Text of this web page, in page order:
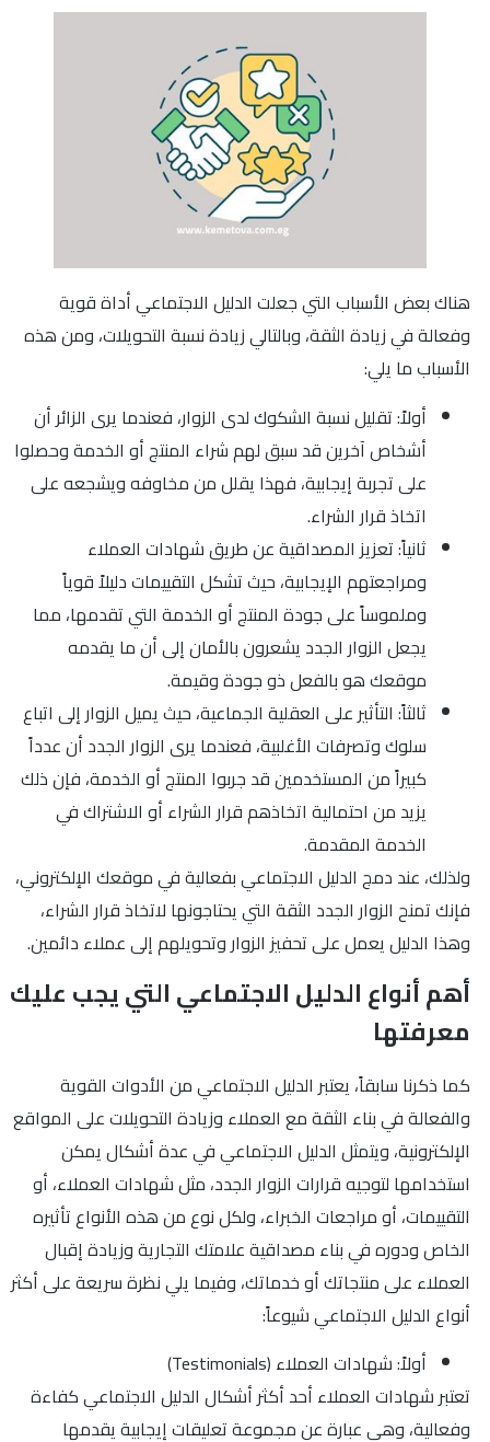
هناك بعض الأسباب التي جعلت الدليل الاجتماعي أداة قوية
وفعالة في زيادة الثقة، وبالتالي زيادة نسبة التحويلات، ومن هذه
الأسباب ما يلي:
أولاً: تقليل نسبة الشكوك لدى الزوار، فعندما يرى الزائر أن
أشخاص آخرين قد سبق لهم شراء المنتج أو الخدمة وحصلوا
على تجربة إيجابية، فهذا يقلل من مخاوفه ويشجعه على
اتخاذ قرار الشراء.
ثانياً: تعزيز المصداقية عن طريق شهادات العملاء
ومراجعتهم الإيجابية، حيث تشكل التقييمات دليلاً قوياً
وملموساً على جودة المنتج أو الخدمة التي تقدمها، مما
يجعل الزوار الجدد يشعرون بالأمان إلى أن ما يقدمه
موقعك هو بالفعل ذو جودة وقيمة.
ثالثاً: التأثير على العقلية الجماعية، حيث يميل الزوار إلى اتباع
سلوك وتصرفات الأغلبية، فعندما يرى الزوار الجدد أن عدداً
كبيراً من المستخدمين قد جربوا المنتج أو الخدمة، فإن ذلك
يزيد من احتمالية اتخاذهم قرار الشراء أو الاشتراك في
الخدمة المقدمة.
ولذلك، عند دمج الدليل الاجتماعي بفعالية في موقعك الإلكتروني،
فإنك تمنح الزوار الجدد الثقة التي يحتاجونها لاتخاذ قرار الشراء،
وهذا الدليل يعمل على تحفيز الزوار وتحويلهم إلى عملاء دائمين.
أهم أنواع الدليل الاجتماعي التي يجب عليك
معرفتها
كما ذكرنا سابقاً، يعتبر الدليل الاجتماعي من الأدوات القوية
والفعالة في بناء الثقة مع العملاء وزيادة التحويلات على المواقع
الإلكترونية، ويتمثل الدليل الاجتماعي في عدة أشكال يمكن
استخدامها لتوجيه قرارات الزوار الجدد، مثل شهادات العملاء، أو
التقييمات، أو مراجعات الخبراء، ولكل نوع من هذه الأنواع تأثيره
الخاص ودوره في بناء مصداقية علامتك التجارية وزيادة إقبال
العملاء على منتجاتك أو خدماتك، وفيما يلي نظرة سريعة على أكثر
أنواع الدليل الاجتماعي شيوعاً:
أولاً: شهادات العملاء (Testimonials)
تعتبر شهادات العملاء أحد أكثر أشكال الدليل الاجتماعي كفاءة
وفعالية، وهي عبارة عن مجموعة تعليقات إيجابية يقدمها